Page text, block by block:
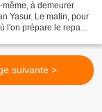
à demeurer
Yasur. Le matin, pour
l'on prépare le repas.
suivante >